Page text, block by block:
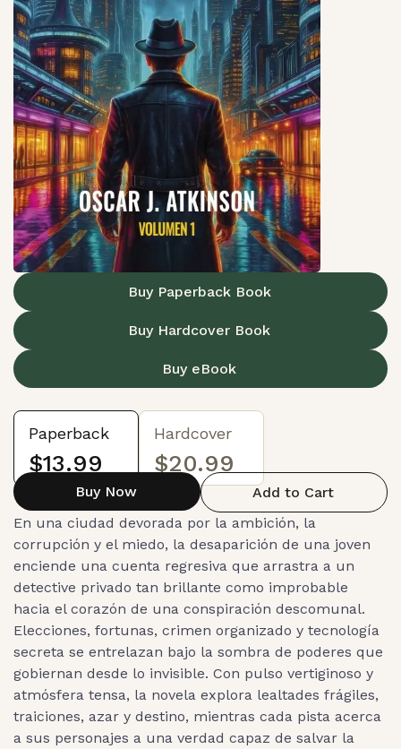
Buy Paperback Book
Buy Hardcover Book
Buy eBook
Paperback
$13.99
Hardcover
$20.99
Buy Now
Add to Cart
En una ciudad devorada por la ambición, la
corrupción y el miedo, la desaparición de una joven
enciende una cuenta regresiva que arrastra a un
detective privado tan brillante como improbable
hacia el corazón de una conspiración descomunal.
Elecciones, fortunas, crimen organizado y tecnología
secreta se entrelazan bajo la sombra de poderes que
gobiernan desde lo invisible. Con pulso vertiginoso y
atmósfera tensa, la novela explora lealtades frágiles,
traiciones, azar y destino, mientras cada pista acerca
a sus personajes a una verdad capaz de salvar la